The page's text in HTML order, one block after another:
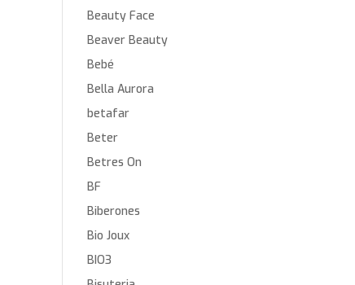
Beauty Face
Beaver Beauty
Bebé
Bella Aurora
betafar
Beter
Betres On
BF
Biberones
Bio Joux
BIO3